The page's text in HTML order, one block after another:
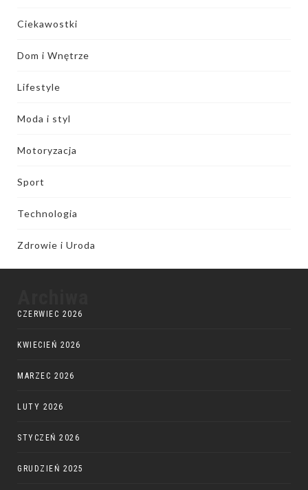
Ciekawostki
Dom i Wnętrze
Lifestyle
Moda i styl
Motoryzacja
Sport
Technologia
Zdrowie i Uroda
CZERWIEC 2026
KWIECIEŃ 2026
MARZEC 2026
LUTY 2026
STYCZEŃ 2026
GRUDZIEŃ 2025